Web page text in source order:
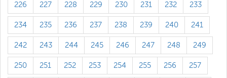
226 227 228 229 230 231 232 233
234 235 236 237 238 239 240 241
242 243 244 245 246 247 248 249
250 251 252 253 254 255 256 257